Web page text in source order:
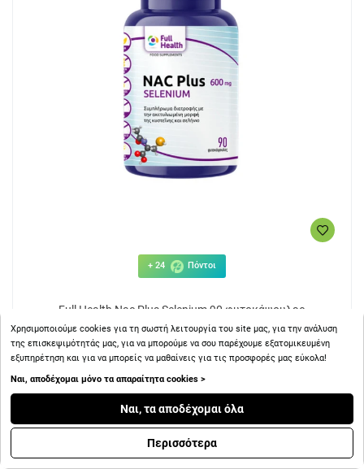
+ 24 Πόντοι
Full Health Nac Plus Selenium 90 φυτοκάψουλες
24.00€
Χρησιμοποιούμε cookies για τη σωστή λειτουργία του site μας, για την ανάλυση
της επισκεψιμότητάς μας, για να μπορούμε να σου παρέχουμε εξατομικευμένη
εξυπηρέτηση και για να μπορείς να μαθαίνεις για τις προσφορές μας εύκολα!
Ναι, αποδέχομαι μόνο τα απαραίτητα cookies >
Ναι, τα αποδέχομαι όλα
Περισσότερα